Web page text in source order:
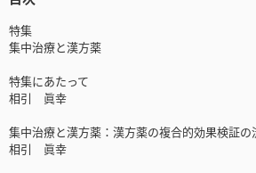
特集
集中治療と漢方薬
特集にあたって
相引 眞幸
集中治療と漢方薬：漢方薬の複合的効果検証の
相引 眞幸